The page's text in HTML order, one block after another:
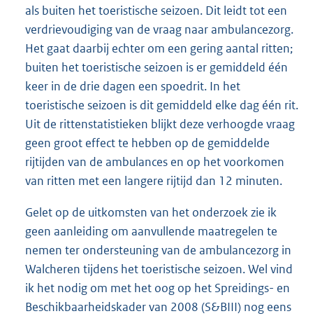
als buiten het toeristische seizoen. Dit leidt tot een
verdrievoudiging van de vraag naar ambulancezorg.
Het gaat daarbij echter om een gering aantal ritten;
buiten het toeristische seizoen is er gemiddeld één
keer in de drie dagen een spoedrit. In het
toeristische seizoen is dit gemiddeld elke dag één rit.
Uit de rittenstatistieken blijkt deze verhoogde vraag
geen groot effect te hebben op de gemiddelde
rijtijden van de ambulances en op het voorkomen
van ritten met een langere rijtijd dan 12 minuten.
Gelet op de uitkomsten van het onderzoek zie ik
geen aanleiding om aanvullende maatregelen te
nemen ter ondersteuning van de ambulancezorg in
Walcheren tijdens het toeristische seizoen. Wel vind
ik het nodig om met het oog op het Spreidings- en
Beschikbaarheidskader van 2008 (S&BIII) nog eens